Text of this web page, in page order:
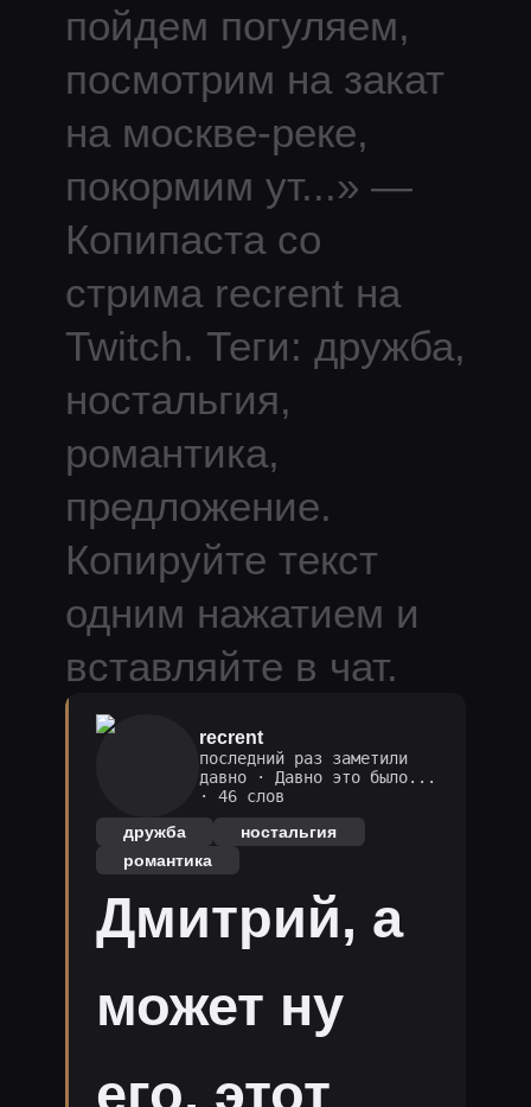
пойдем погуляем,
посмотрим на закат
на москве-реке,
покормим ут...» —
Копипаста со
стрима recrentна
Twitch. Теги: дружба,
ностальгия,
романтика,
предложение.
Копируйте текст
одним нажатием и
вставляйте в чат.
recrent
последний раз заметили
давно·
Давно это было...
· 46 слов
дружба
ностальгия
романтика
Дмитрий, а
может ну
его, этот